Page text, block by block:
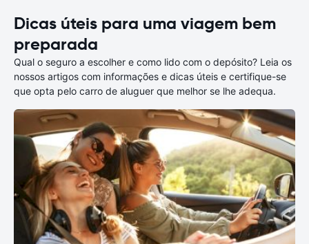
Dicas úteis para uma viagem bem
preparada
Qual o seguro a escolher e como lido com o depósito? Leia os
nossos artigos com informações e dicas úteis e certifique-se
que opta pelo carro de aluguer que melhor se lhe adequa.